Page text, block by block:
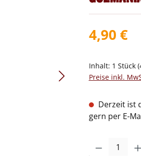
4,90 €
Inhalt: 1 Stück
Preise inkl.
Derzeit ist
gern per E-